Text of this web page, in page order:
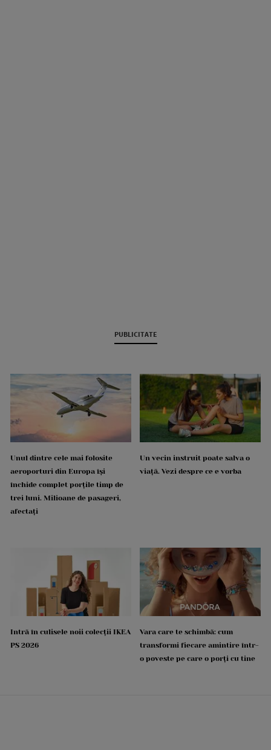
PUBLICITATE
Unul dintre cele mai folosite
aeroporturi din Europa își
închide complet porțile timp de
trei luni. Milioane de pasageri,
afectați
Un vecin instruit poate salva o
viață. Vezi despre ce e vorba
Intră în culisele noii colecții IKEA
PS 2026
Vara care te schimbă: cum
transformi fiecare amintire într-
o poveste pe care o porți cu tine